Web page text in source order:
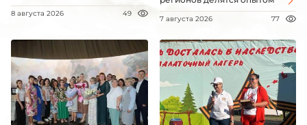
8 августа 2026 49
7 августа 2026 77